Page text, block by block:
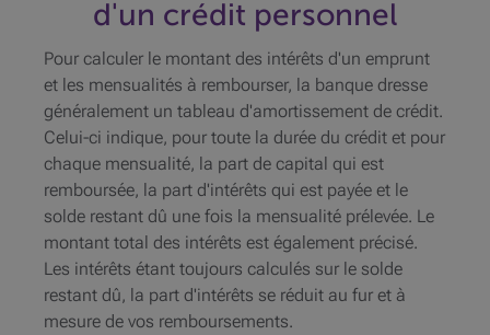
d'un crédit personnel
Pour calculer le montant des intérêts d'un emprunt
et les mensualités à rembourser, la banque dresse
généralement un tableau d'amortissement de crédit.
Celui-ci indique, pour toute la durée du crédit et pour
chaque mensualité, la part de capital qui est
remboursée, la part d'intérêts qui est payée et le
solde restant dû une fois la mensualité prélevée. Le
montant total des intérêts est également précisé.
Les intérêts étant toujours calculés sur le solde
restant dû, la part d'intérêts se réduit au fur et à
mesure de vos remboursements.